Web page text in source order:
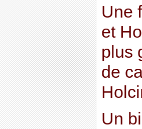
Une
et
plus
de
Un